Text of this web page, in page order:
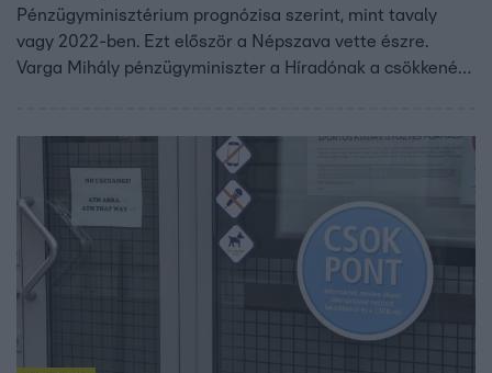
Pénzügyminisztérium prognózisa szerint, mint tavaly
vagy 2022-ben. Ezt először a Népszava vette észre.
Varga Mihály pénzügyminiszter a Híradónak a csökkenést
meglévő hitelek kamattámogatására fordítani. A
Híradónak nyilatkozó elemzők szerint azonban az okok
közé tartozik az is, hogy a CSOK Plusz jóval kevesebb
igénylőt segíthet, mint az eddigi CSOK.